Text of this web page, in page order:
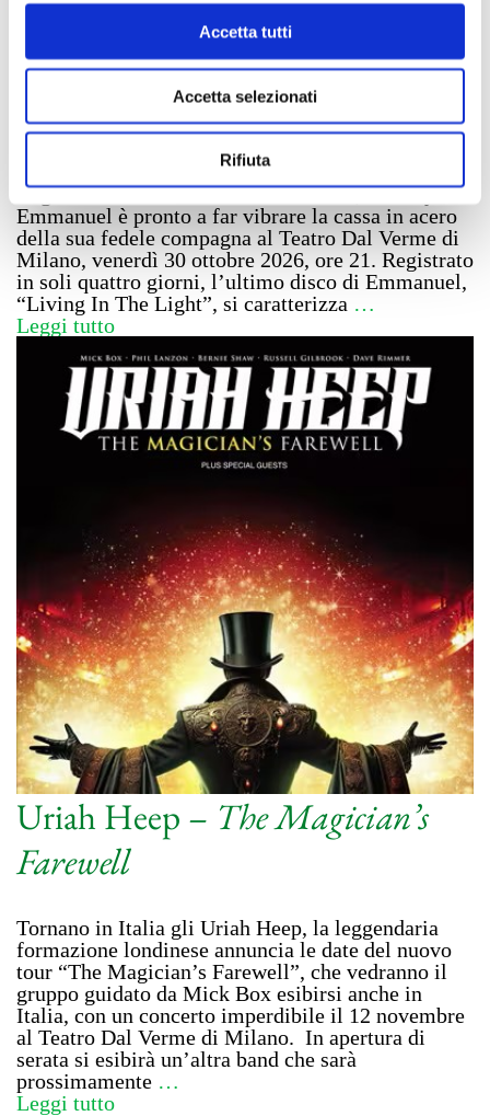
Accetta tutti
Accetta selezionati
Rifiuta
Tommy Emmanuel – JAZZMI
Definito da NPR’s World Cafe come “uno dei
migliori chitarristi acustici al mondo”, Tommy
Emmanuel è pronto a far vibrare la cassa in acero
della sua fedele compagna al Teatro Dal Verme di
Milano, venerdì 30 ottobre 2026, ore 21. Registrato
in soli quattro giorni, l’ultimo disco di Emmanuel,
“Living In The Light”, si caratterizza …
Leggi tutto
Uriah Heep – The Magician’s
Farewell
Tornano in Italia gli Uriah Heep, la leggendaria
formazione londinese annuncia le date del nuovo
tour “The Magician’s Farewell”, che vedranno il
gruppo guidato da Mick Box esibirsi anche in
Italia, con un concerto imperdibile il 12 novembre
al Teatro Dal Verme di Milano. In apertura di
serata si esibirà un’altra band che sarà
prossimamente …
Leggi tutto